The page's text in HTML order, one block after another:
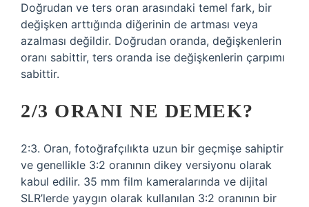
Doğrudan ve ters oran arasındaki temel fark, bir
değişken arttığında diğerinin de artması veya
azalması değildir. Doğrudan oranda, değişkenlerin
oranı sabittir, ters oranda ise değişkenlerin çarpımı
sabittir.
2/3 ORANI NE DEMEK?
2:3. Oran, fotoğrafçılıkta uzun bir geçmişe sahiptir
ve genellikle 3:2 oranının dikey versiyonu olarak
kabul edilir. 35 mm film kameralarında ve dijital
SLR’lerde yaygın olarak kullanılan 3:2 oranının bir